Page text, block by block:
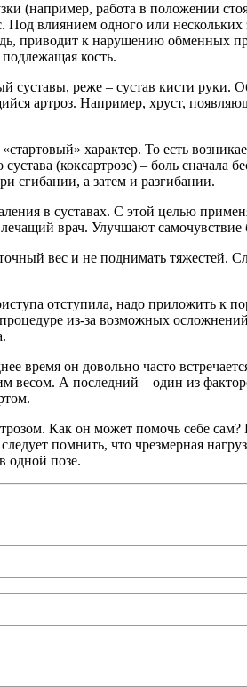
(например, работа в положении
влиянием одного или
приводит к нарушению обменных
кость.
суставы, реже – сустав кисти руки.
артроз. Например, хруст,
характер. То есть
(коксартрозе) – боль
сгибании, а затем и разгибании.
в суставах. С этой целью
врач. Улучшают
вес и не поднимать тяжестей.
отступила, надо приложить к
из-за возможных
он довольно часто
А последний – один из
Как он может помочь себе
помнить, что чрезмерная
одной позе.